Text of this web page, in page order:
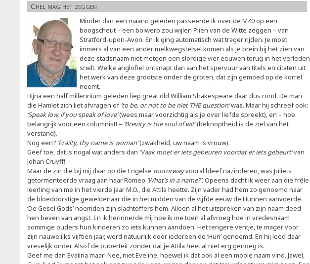
Chel mag het zeggen
Minder dan een maand geleden passeerde ik over de M40 op een
boogscheut – een bolwerp zou wijlen Plien van de Witte zeggen – van
Stratford-upon-Avon. En ik ging automatisch wat trager rijden. Je moet
immers al van een ander melkwegstelsel komen als je brein bij het zien van
deze stadsnaam niet meteen een slordige vier eeuwen terug in het verleden
snelt. Welke anglofiel ontsnapt dan aan het spervuur van titels en citaten uit
het werk van deze grootste onder de groten, dat zijn gemoed op de korrel
neemt.
Bijna een half millennium geleden liep great old William Shakespeare daar dus rond. De man
die Hamlet zich liet afvragen of‘to be, or not to be niet THE question’was. Maar hij schreef ook:
‘Speak low, if you speak of love’(wees maar voorzichtig als je over liefde spreekt), en – hoe
belangrijk voor een columnist! – ‘Brevity is the soul of wit’(beknoptheid is de ziel van het
verstand).
Nog een? ‘Frailty, thy name is woman’(zwakheid, uw naam is vrouw).
Geef toe, dat is nogal wat anders dan ‘Vaak moet er iets gebeuren voordat er iets gebeurt’van
Johan Cruyff!
Maar de zin die bij mij daar op die Engelse motorwayvooral bleef nazinderen, was Juliets
getormenteerde vraag aan haar Romeo ‘What’s in a name?’.Opeens dacht ik weer aan die frêle
leerling van me in het vierde jaar M.O., die Attila heette. Zijn vader had hem zo genoemd naar
de bloeddorstige geweldenaar die in het midden van de vijfde eeuw de Hunnen aanvoerde.
‘De Gesel Gods’ noemden zijn slachtoffers hem. Alleen al het uitspreken van zijn naam deed
hen beven van angst. En ik herinnerde mij hoe ik me toen al afvroeg hoe in vredesnaam
sommige ouders hun kinderen zo iets kunnen aandoen. Het tengere ventje, te mager voor
zijn nauwelijks vijftien jaar, werd natuurlijk door iedereen de ‘Hun’ genoemd. En hij leed daar
vreselijk onder. Alsof de puberteit zonder dat je Attila heet al niet erg genoeg is.
Geef me dan Evalina maar! Nee, niet Eveline, hoewel ik dat ook al een mooie naam vind. Jawel,